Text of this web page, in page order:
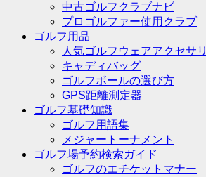
中古ゴルフクラブナビ
プロゴルファー使用クラブ
ゴルフ用品
人気ゴルフウェアアクセサリ
キャディバッグ
ゴルフボールの選び方
GPS距離測定器
ゴルフ基礎知識
ゴルフ用語集
メジャートーナメント
ゴルフ場予約検索ガイド
ゴルフのエチケットマナー